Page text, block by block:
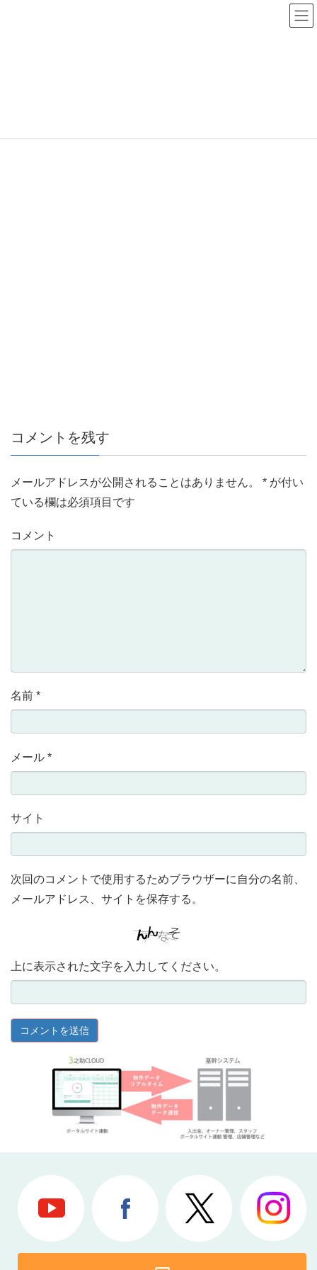
コメントを残す
メールアドレスが公開されることはありません。 * が付い
ている欄は必須項目です
コメント
名前 *
メール *
サイト
次回のコメントで使用するためブラウザーに自分の名前、
メールアドレス、サイトを保存する。
上に表示された文字を入力してください。